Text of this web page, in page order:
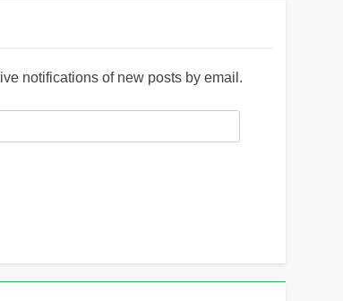
notifications of new posts by email.